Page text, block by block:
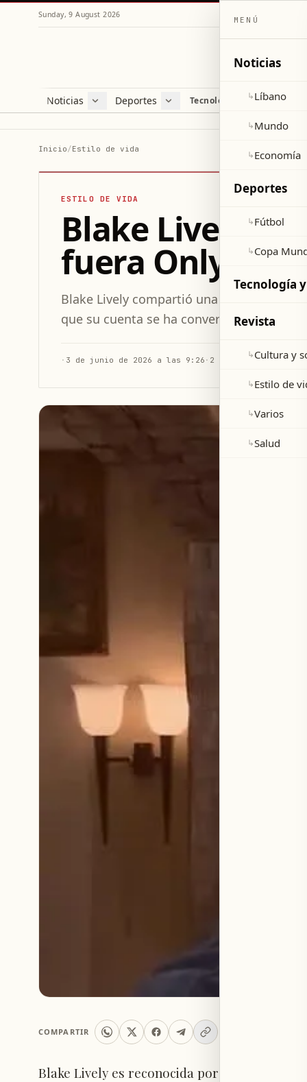
Sunday, 9 August 2026
Noticias
Líbano
Deportes
Fútbol
Tecnología y ciencia
Inicio/Estilo de vida
ESTILO DE VIDA
Blake Lively
fuera OnlyFans
Blake Lively compartió una foto divertida
que su cuenta se ha convertido en
· 3 de junio de 2026 a las 9:26 · 2 min de lectura
COMPARTIR
Blake Lively es reconocida por mostrar su
MENÚ
Noticias
↳Líbano
↳Mundo
↳Economía
Deportes
↳Fútbol
↳Copa
Tecnología y
Revista
↳Cultura y
↳Estilo de
↳Varios
↳Salud